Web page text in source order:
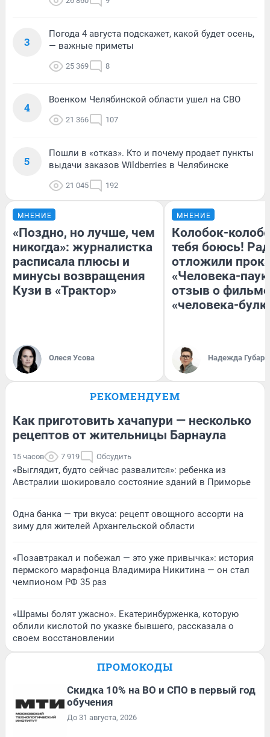
3
Погода 4 августа подскажет, какой будет осень,
— важные приметы
25 369 8
4
Военком Челябинской области ушел на СВО
21 366 107
5
Пошли в «отказ». Кто и почему продает пункты
выдачи заказов Wildberries в Челябинске
21 045 192
МНЕНИЕ
«Поздно, но лучше, чем
никогда»: журналистка
расписала плюсы и
минусы возвращения
Кузи в «Трактор»
Олеся Усова
МНЕНИЕ
Колобок-
тебя боюсь!
отложили
«Человека-
отзыв о
«человека-
Надежда Губарь
РЕКОМЕНДУЕМ
Как приготовить хачапури — несколько
рецептов от жительницы Барнаула
15 часов 7 919 Обсудить
«Выглядит, будто сейчас развалится»: ребенка из
Австралии шокировало состояние зданий в Приморье
Одна банка — три вкуса: рецепт овощного ассорти на
зиму для жителей Архангельской области
«Позавтракал и побежал — это уже привычка»: история
пермского марафонца Владимира Никитина — он стал
чемпионом РФ 35 раз
«Шрамы болят ужасно». Екатеринбурженка, которую
облили кислотой по указке бывшего, рассказала о
своем восстановлении
ПРОМОКОДЫ
Скидка 10% на ВО и СПО в первый год
обучения
До 31 августа, 2026